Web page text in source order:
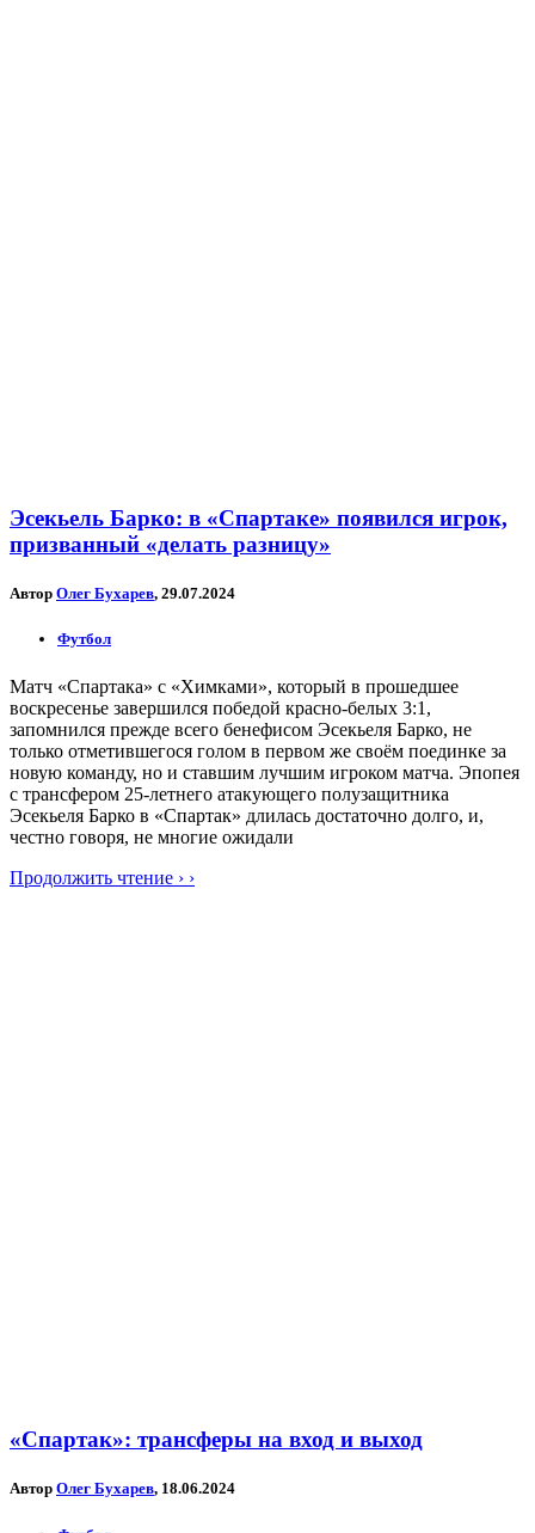
Эсекьель Барко: в «Спартаке» появился игрок,
призванный «делать разницу»
Автор Олег Бухарев, 29.07.2024
Футбол
Матч «Спартака» с «Химками», который в прошедшее
воскресенье завершился победой красно-белых 3:1,
запомнился прежде всего бенефисом Эсекьеля Барко, не
только отметившегося голом в первом же своём поединке за
новую команду, но и ставшим лучшим игроком матча. Эпопея
с трансфером 25-летнего атакующего полузащитника
Эсекьеля Барко в «Спартак» длилась достаточно долго, и,
честно говоря, не многие ожидали
Продолжить чтение › ›
«Спартак»: трансферы на вход и выход
Автор Олег Бухарев, 18.06.2024